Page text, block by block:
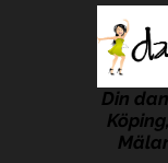
Din